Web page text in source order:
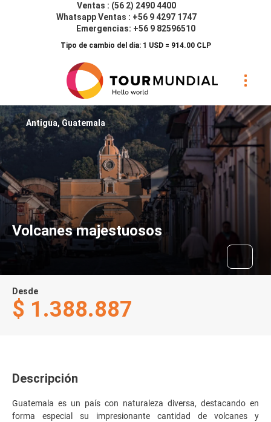
Ventas : (56 2) 2490 4400
Whatsapp Ventas : +56 9 4297 1747
Emergencias: +56 9 82596510
Tipo de cambio del día: 1 USD = 914.00 CLP
Volcanes majestuosos
Antigua, Guatemala
Desde
$ 1.388.887
Descripción
Guatemala es un país con naturaleza diversa, destacando en
forma especial su impresionante cantidad de volcanes y